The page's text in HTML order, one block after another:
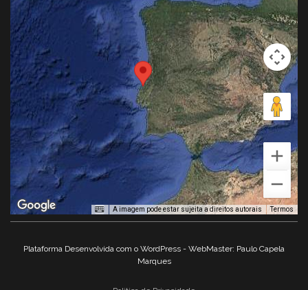
A imagem pode estar sujeita a direitos autorais Termos
Plataforma Desenvolvida com o WordPress - WebMaster: Paulo Capela
Marques